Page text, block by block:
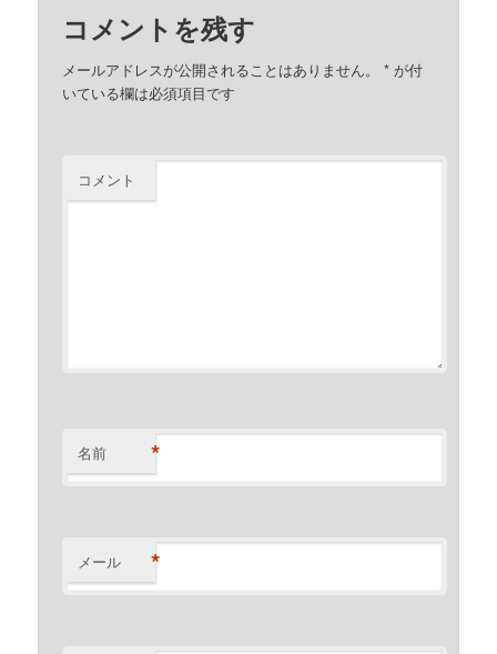
コメントを残す
メールアドレスが公開されることはありません。 * が付
いている欄は必須項目です
コメント
名前 *
メール *